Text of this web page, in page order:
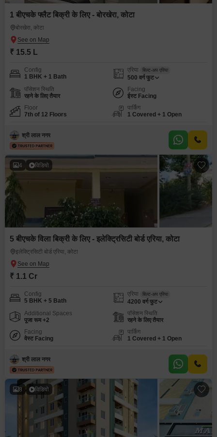
1 बीएचके फ्लैट बिक्री के लिए - बोरखेरा, कोटा
बोरखेरा, कोटा
₹ 15.5 L
Config
1 BHK + 1 Bath
एरिया बिल्ट-अप एरिया
500 वर्ग फुट
पॉसेशन स्थिति
रहने के लिए तैयार
Facing
ईस्ट Facing
Floor
7th of 12 Floors
पार्किंग
1 Covered + 1 Open
श्री लाल नगर
4 विडियो
5 बीएचके विला बिक्री के लिए - इलेक्ट्रिसिटी बोर्ड एरिया, कोटा
इलेक्ट्रिसिटी बोर्ड एरिया, कोटा
₹ 1.1 Cr
Config
5 BHK + 5 Bath
एरिया बिल्ट-अप एरिया
4200 वर्ग फुट
Additional Spaces
पूजा रूम +2
पॉसेशन स्थिति
रहने के लिए तैयार
Facing
वेस्ट Facing
पार्किंग
1 Covered + 1 Open
श्री लाल नगर
8 विडियो